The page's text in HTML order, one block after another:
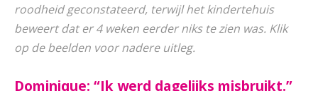
roodheid geconstateerd, terwijl het kindertehuis
beweert dat er 4 weken eerder niks te zien was. Klik
op de beelden voor nadere uitleg.
Dominique: “Ik werd dagelijks misbruikt.”